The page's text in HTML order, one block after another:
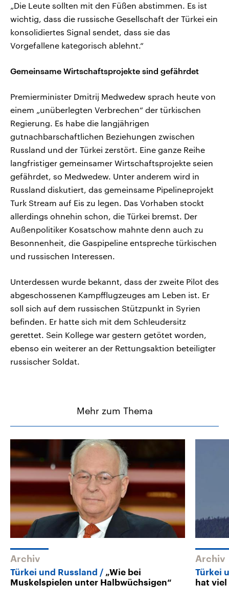
„Die Leute sollten mit den Füßen abstimmen. Es ist
wichtig, dass die russische Gesellschaft der Türkei ein
konsolidiertes Signal sendet, dass sie das
Vorgefallene kategorisch ablehnt.“
Gemeinsame Wirtschaftsprojekte sind gefährdet
Premierminister Dmitrij Medwedew sprach heute von
einem „unüberlegten Verbrechen“ der türkischen
Regierung. Es habe die langjährigen
gutnachbarschaftlichen Beziehungen zwischen
Russland und der Türkei zerstört. Eine ganze Reihe
langfristiger gemeinsamer Wirtschaftsprojekte seien
gefährdet, so Medwedew. Unter anderem wird in
Russland diskutiert, das gemeinsame Pipelineprojekt
Turk Stream auf Eis zu legen. Das Vorhaben stockt
allerdings ohnehin schon, die Türkei bremst. Der
Außenpolitiker Kosatschow mahnte denn auch zu
Besonnenheit, die Gaspipeline entspreche türkischen
und russischen Interessen.
Unterdessen wurde bekannt, dass der zweite Pilot des
abgeschossenen Kampfflugzeuges am Leben ist. Er
soll sich auf dem russischen Stützpunkt in Syrien
befinden. Er hatte sich mit dem Schleudersitz
gerettet. Sein Kollege war gestern getötet worden,
ebenso ein weiterer an der Rettungsaktion beteiligter
russischer Soldat.
Mehr zum Thema
Archiv
Türkei und Russland
„Wie bei
Muskelspielen unter Halbwüchsigen“
Archiv
Türkei
hat